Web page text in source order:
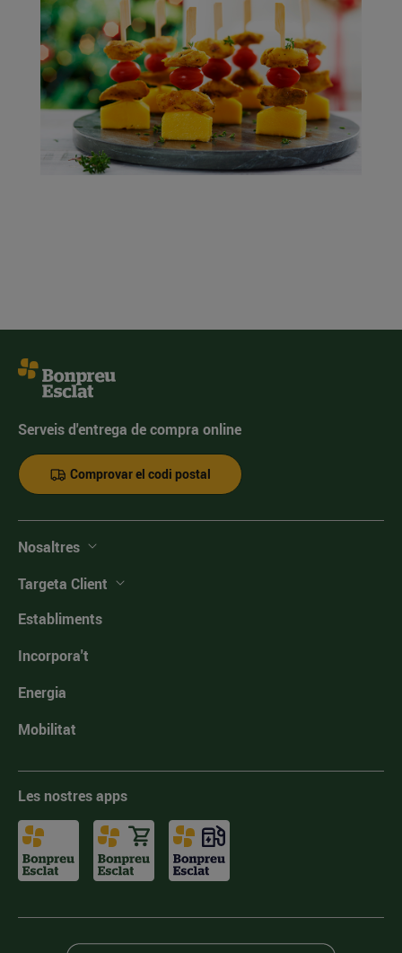
Serveis d'entrega de compra online
Comprovar el codi postal
Nosaltres
Targeta Client
Establiments
Incorpora't
Energia
Mobilitat
Les nostres apps